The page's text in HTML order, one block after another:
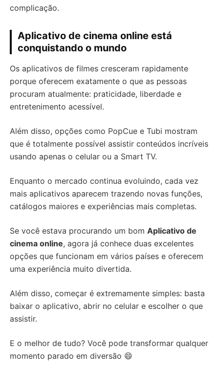
complicação.
Aplicativo de cinema online está
conquistando o mundo
Os aplicativos de filmes cresceram rapidamente
porque oferecem exatamente o que as pessoas
procuram atualmente: praticidade, liberdade e
entretenimento acessível.
Além disso, opções como PopCue e Tubi mostram
que é totalmente possível assistir conteúdos incríveis
usando apenas o celular ou a Smart TV.
Enquanto o mercado continua evoluindo, cada vez
mais aplicativos aparecem trazendo novas funções,
catálogos maiores e experiências mais completas.
Se você estava procurando um bom Aplicativo de
cinema online, agora já conhece duas excelentes
opções que funcionam em vários países e oferecem
uma experiência muito divertida.
Além disso, começar é extremamente simples: basta
baixar o aplicativo, abrir no celular e escolher o que
assistir.
E o melhor de tudo? Você pode transformar qualquer
momento parado em diversão 😄